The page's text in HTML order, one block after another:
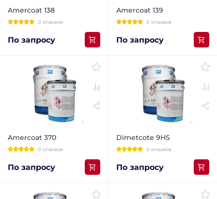
Amercoat 138
0 отзывов
По запросу
Amercoat 139
0 отзывов
По запросу
Amercoat 370
0 отзывов
По запросу
Dimetcote 9HS
0 отзывов
По запросу